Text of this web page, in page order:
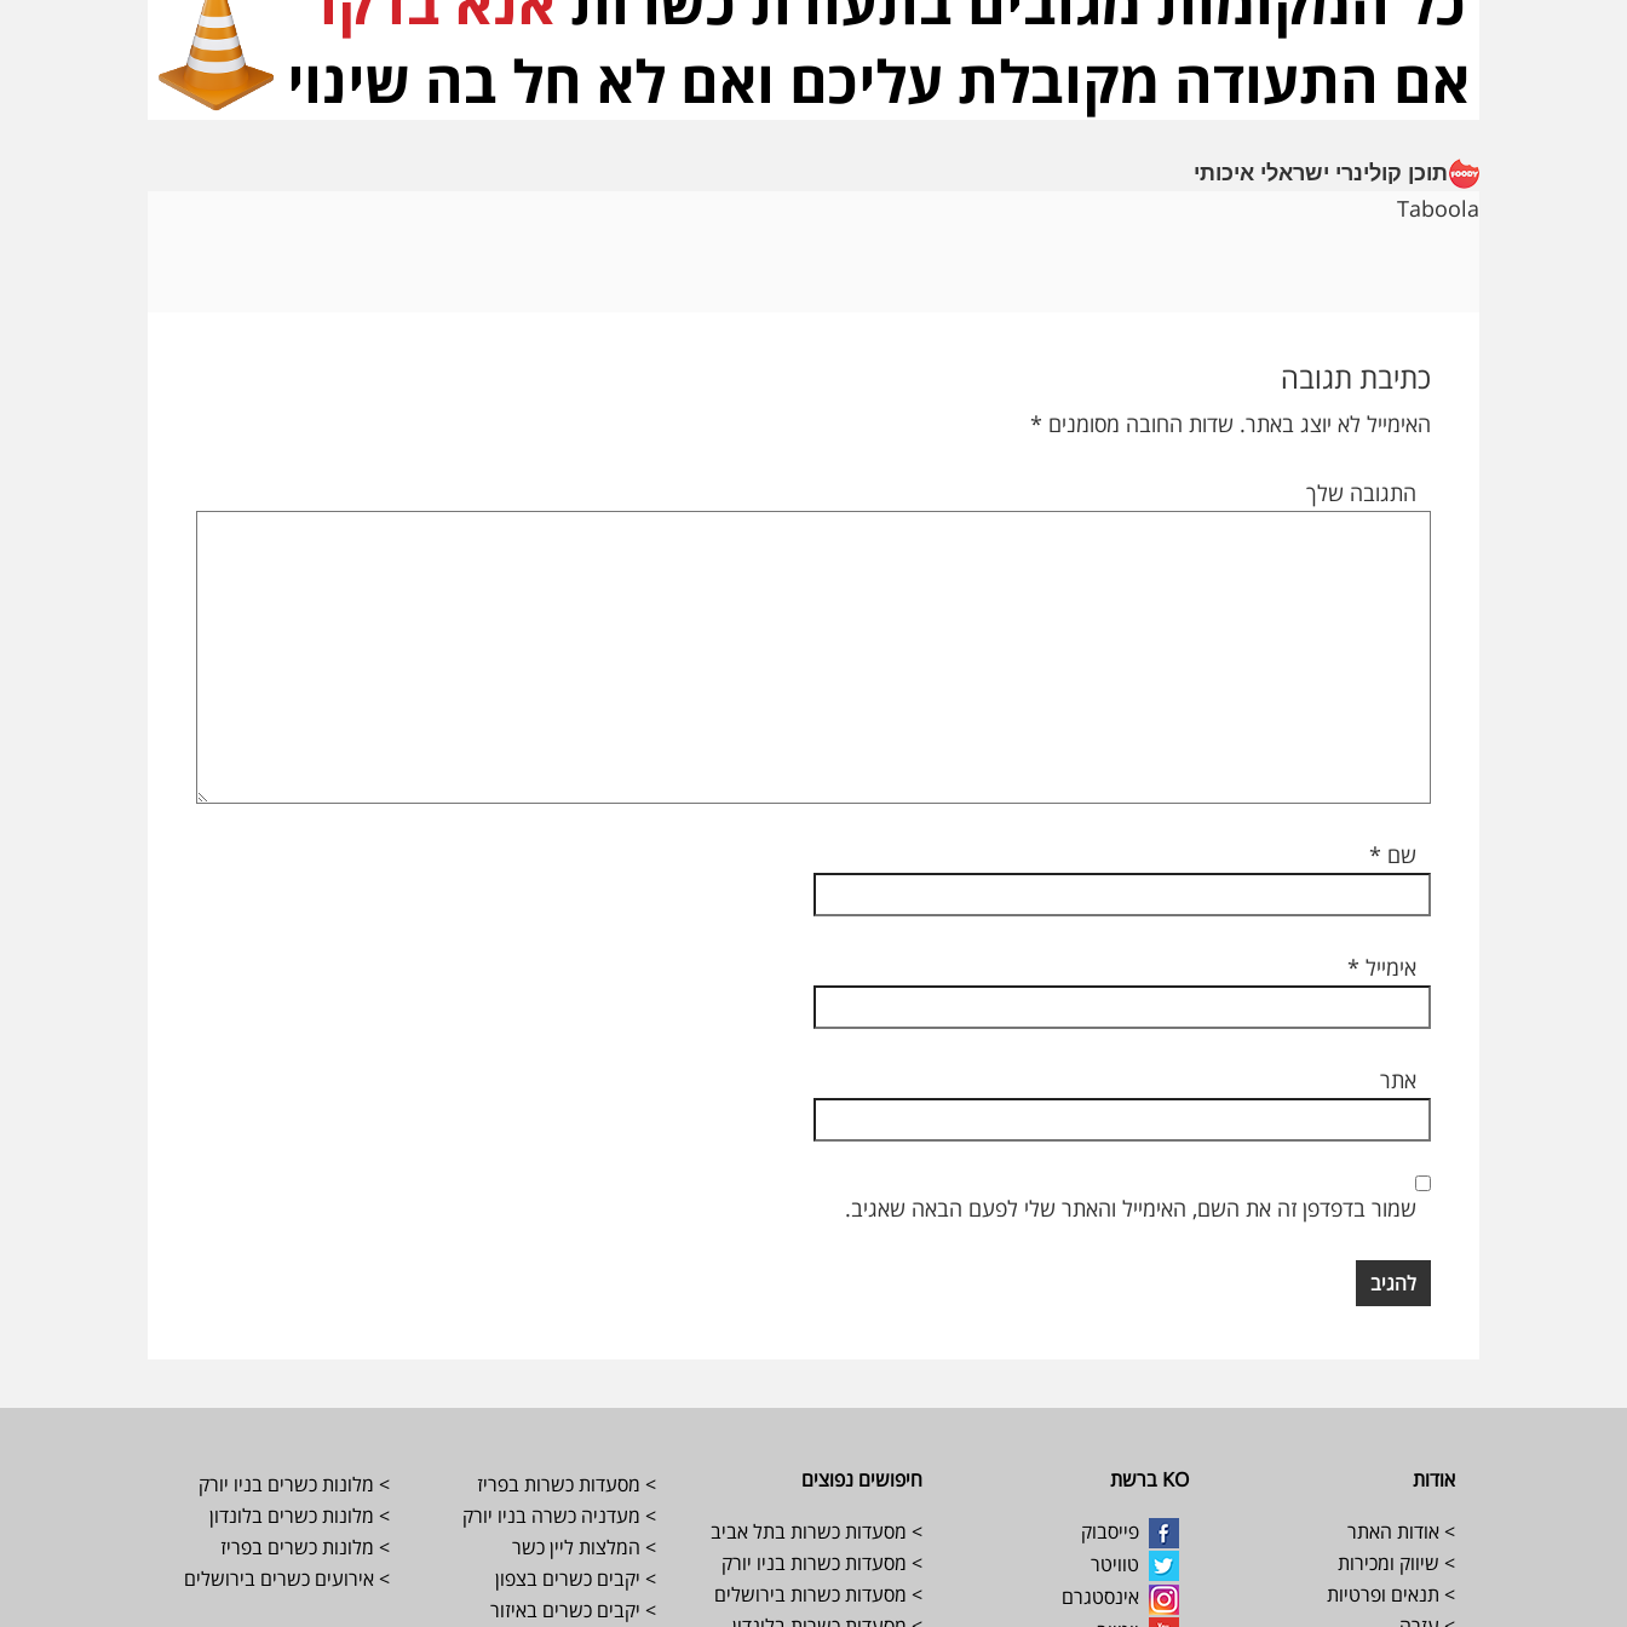
תוכן קולינרי ישראלי איכותי
Taboola
Interactions
כתיבת תגובה
האימייל לא יוצג באתר. שדות החובה מסומנים *
התגובה שלך
שם *
אימייל *
אתר
שמור בדפדפן זה את השם, האימייל והאתר שלי לפעם הבאה שאגיב.
אודות
> אודות האתר
> שיווק ומכירות
> תנאים ופרטיות
KO ברשת
פייסבוק
טוויטר
אינסטגרם
חיפושים נפוצים
> מסעדות כשרות בתל אביב
> מסעדות כשרות בניו יורק
> מסעדות כשרות בירושלים
> מסעדות כשרות בפריז
> מעדניה כשרה בניו יורק
> המלצות ליין כשר
> יקבים כשרים בצפון
> יקבים כשרים באיזור
> מלונות כשרים בניו יורק
> מלונות כשרים בלונדון
> מלונות כשרים בפריז
> אירועים כשרים בירושלים